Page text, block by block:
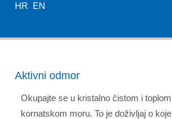
HR EN
Aktivni odmor
Okupajte se u kristalno čistom i toplom
kornatskom moru. To je doživljaj o